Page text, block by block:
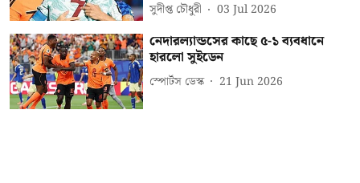
সুদীপ্ত চৌধুরী 03 Jul 2026
নেদারল্যান্ডসের কাছে ৫-১ ব্যবধানে
হারলো সুইডেন
স্পোর্টস ডেস্ক 21 Jun 2026